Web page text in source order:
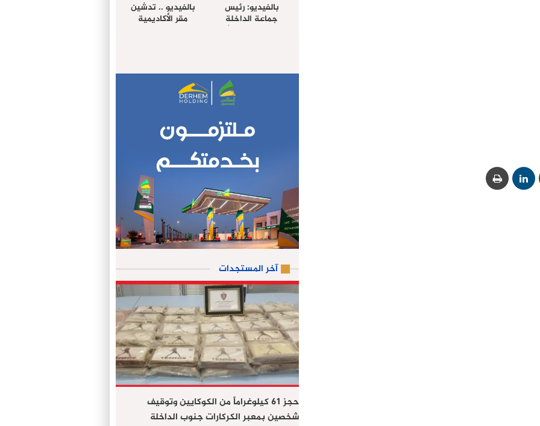
بالفيديو: رئيس
جماعة الداخلة
الراغب حرمة الله
الامريكية
بالفيديو .. تدشين
مقر الأكاديمية
آخر المستجدات
حجز 61 كيلوغراماً من الكوكايين وتوقيف
شخصين بمعبر الكركارات جنوب الداخلة